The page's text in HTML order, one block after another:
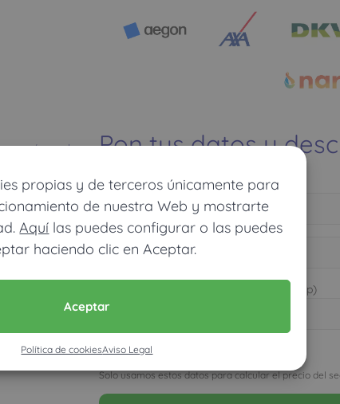
propias y de terceros únicamente para
de nuestra Web y mostrarte
Aquí las puedes configurar o las puedes
haciendo clic en Aceptar.
Aceptar
Política de cookiesAviso Legal
más grande
Pon tus datos y
dinero ahorrarías
Móvil (Enviamos resultados vía WhatsApp)
Acepto la nota legal y RGPD
Solo usamos estos datos para calcular el precio del